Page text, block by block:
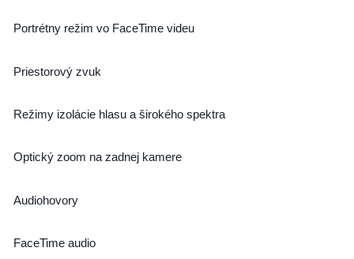
Portrétny režim vo FaceTime videu
Priestorový zvuk
Režimy izolácie hlasu a širokého spektra
Optický zoom na zadnej kamere
Audiohovory
FaceTime audio